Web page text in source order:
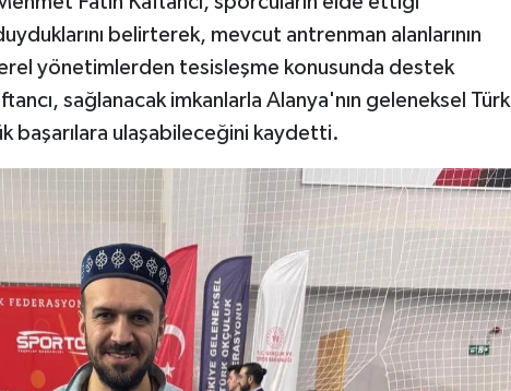
belirterek, mevcut antrenman alanlarının
yönetimlerden tesisleşme konusunda destek
sağlanacak imkanlarla Alanya'nın geleneksel Türk
başarılara ulaşabileceğini kaydetti.